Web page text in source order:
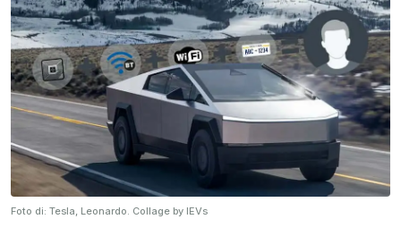
Foto di: Tesla, Leonardo. Collage by IEVs